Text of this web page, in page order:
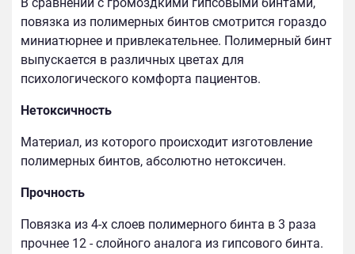
повязка из полимерных бинтов смотрится гораздо
миниатюрнее и привлекательнее. Полимерный бинт
выпускается в различных цветах для
психологического комфорта пациентов.
Нетоксичность
Материал, из которого происходит изготовление
полимерных бинтов, абсолютно нетоксичен.
Прочность
Повязка из 4-х слоев полимерного бинта в 3 раза
прочнее 12 - слойного аналога из гипсового бинта.